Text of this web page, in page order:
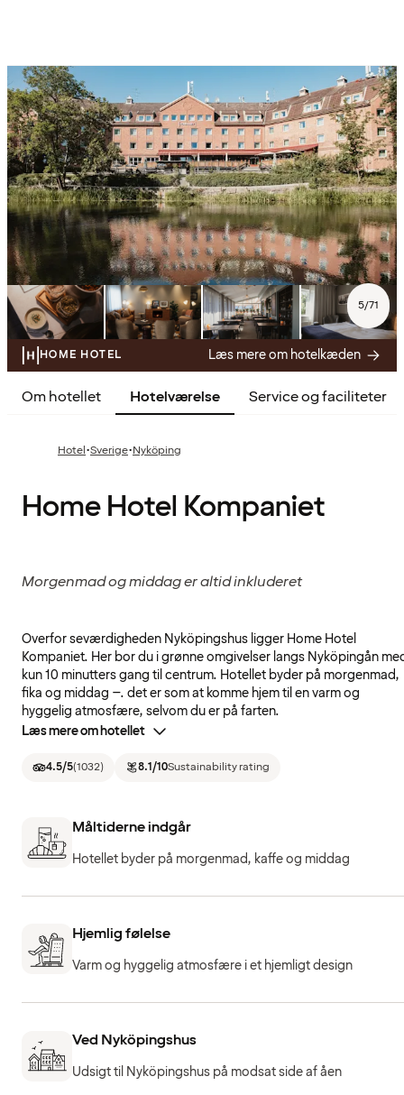
5/71
HOME HOTEL Læs mere om hotelkæden
Om hotellet Hotelværelse Service og faciliteter
Hotel·Sverige·Nyköping
Home Hotel Kompaniet
Morgenmad og middag er altid inkluderet
Overfor seværdigheden Nyköpingshus ligger Home Hotel
Kompaniet. Her bor du i grønne omgivelser langs Nyköpingån
kun 10 minutters gang til centrum. Hotellet byder på morgenmad,
fika og middag –. det er som at komme hjem til en varm og
hyggelig atmosfære, selvom du er på farten.
Læs mere om hotellet
4.5/5(1032) 8.1/10Sustainability rating
Måltiderne indgår
Hotellet byder på morgenmad, kaffe og middag
Hjemlig følelse
Varm og hyggelig atmosfære i et hjemligt design
Ved Nyköpingshus
Udsigt til Nyköpingshus på modsat side af åen